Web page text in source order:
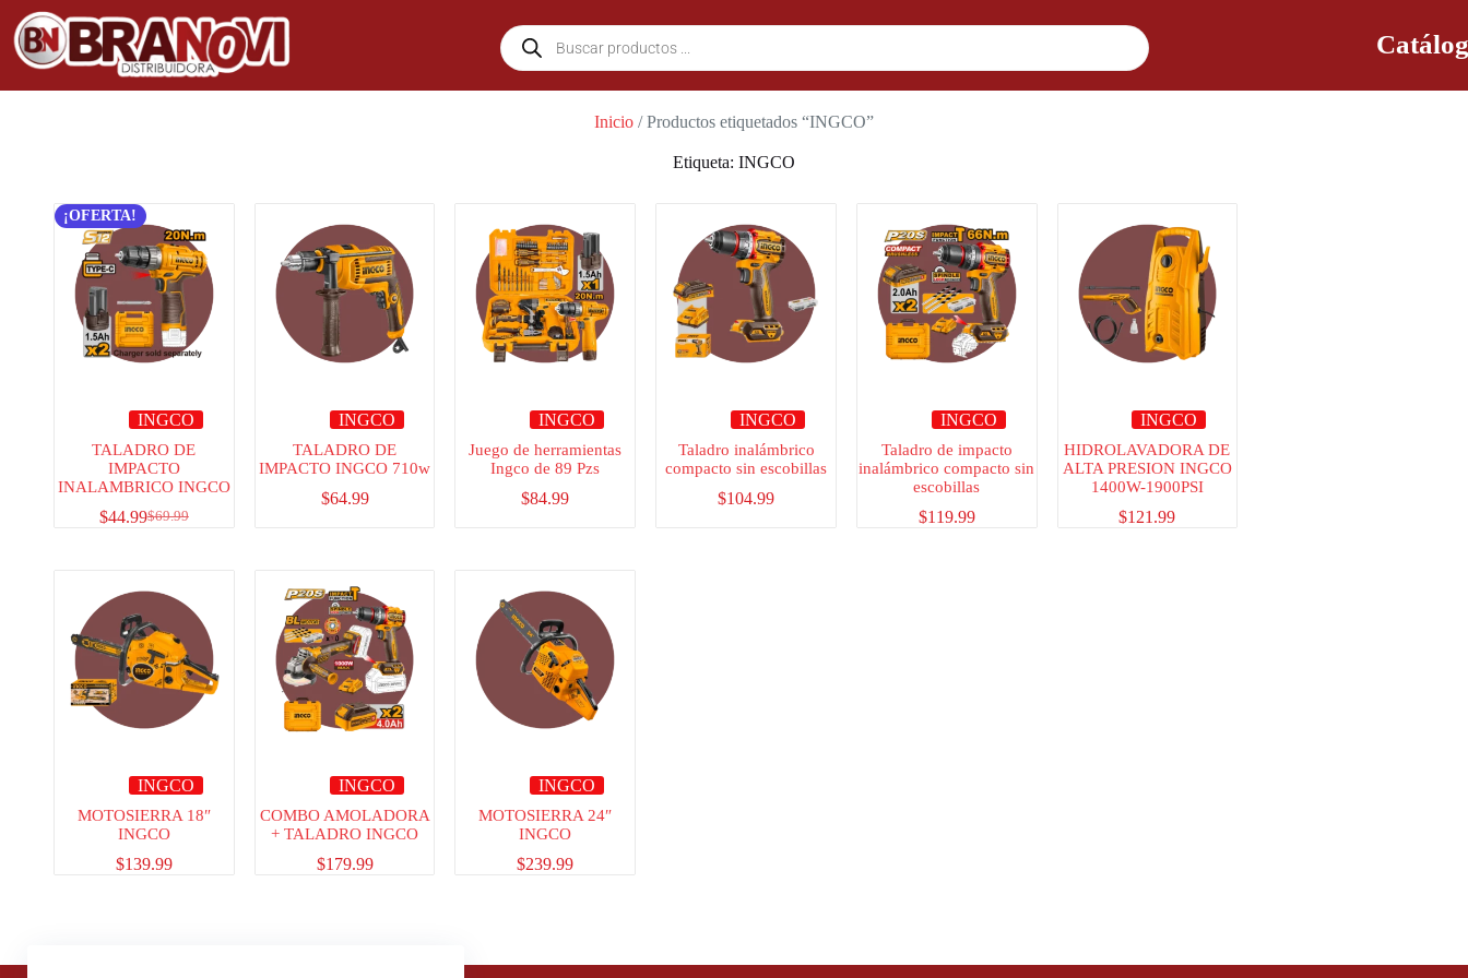
Inicio / Productos etiquetados “INGCO”
Etiqueta: INGCO
¡OFERTA!
INGCO
TALADRO DE
IMPACTO
INALAMBRICO INGCO
$69.99
$44.99
INGCO
TALADRO DE
IMPACTO INGCO 710w
$64.99
INGCO
Juego de herramientas
Ingco de 89 Pzs
$84.99
INGCO
Taladro inalámbrico
compacto sin escobillas
$104.99
INGCO
Taladro de impacto
inalámbrico compacto sin
escobillas
$119.99
INGCO
HIDROLAVADORA DE
ALTA PRESION INGCO
1400W-1900PSI
$121.99
INGCO
MOTOSIERRA 18″
INGCO
$139.99
INGCO
COMBO AMOLADORA
+ TALADRO INGCO
$179.99
INGCO
MOTOSIERRA 24″
INGCO
$239.99